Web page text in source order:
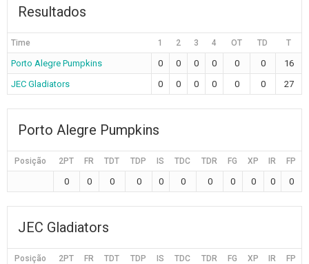
Resultados
Time 1 2 3 4 OT TD T
Porto Alegre Pumpkins 0 0 0 0 0 0
16
JEC Gladiators
0 0 0 0 0 0 27
Porto Alegre Pumpkins
Posição 2PT FR TDT TDP IS TDC TDR FG XP IR FP
0 0 0 0 0 0 0 0 0 0 0
JEC Gladiators
Posição 2PT FR TDT TDP IS TDC TDR FG XP IR FP